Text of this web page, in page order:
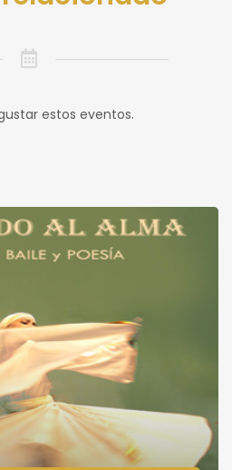
estos eventos.